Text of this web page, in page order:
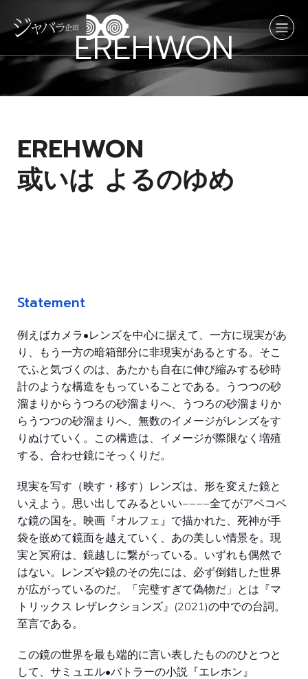
EREHWON
EREHWON
或いは よるのゆめ
Statement
例えばカメラ•レンズを中心に据えて、一方に現実があ
り、もう一方の暗箱部分に非現実があるとする。そこ
でふと気づくのは、あたかも自在に伸び縮みする砂時
計のような構造をもっていることである。うつつの砂
溜まりからうつろの砂溜まりへ、うつろの砂溜まりか
らうつつの砂溜まりへ、無数のイメージがレンズをす
りぬけていく。この構造は、イメージが際限なく増殖
する、合わせ鏡にそっくりだ。
現実を写す（映す・移す）レンズは、形を変えた鏡と
いえよう。思い出してみるといい−−−−全てがアベコベ
な鏡の国を。映画『オルフェ』で描かれた、死神が手
袋を嵌めて鏡面を越えていく、あの美しい情景を。現
実と冥府は、鏡越しに繋がっている。いずれも偶然で
はない。レンズや鏡のその先には、必ず倒錯した世界
が広がっているのだ。「完璧すぎて偽物だ」とは『マ
トリックス レザレクションズ』(2021)の中での台詞。
至言である。
この鏡の世界を最も端的に言い表したもののひとつと
して、サミュエル•バトラーの小説『エレホン』